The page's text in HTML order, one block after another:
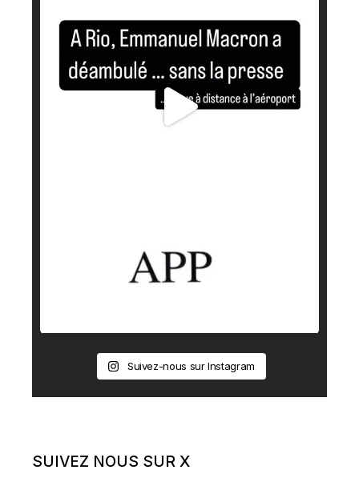
Suivez-nous sur Instagram
SUIVEZ NOUS SUR X